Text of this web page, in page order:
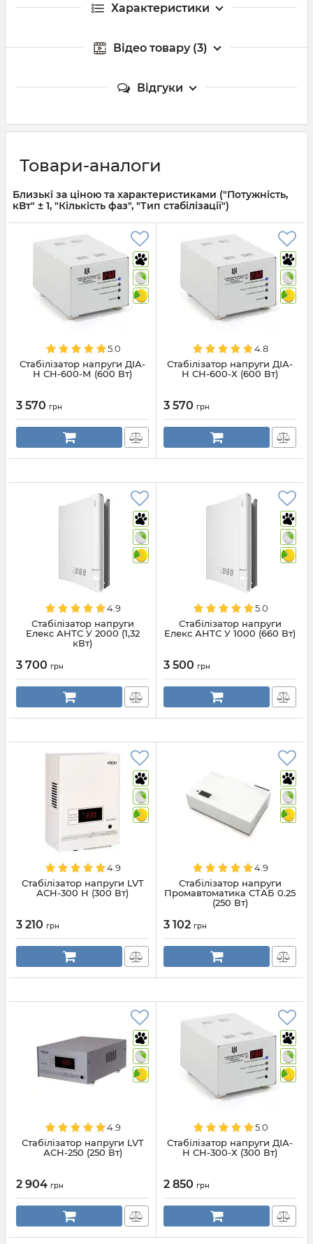
Характеристики
Відео товару (3)
Відгуки
Товари-аналоги
Близькі за ціною та характеристиками ("Потужність,
кВт" ± 1, "Кількість фаз", "Тип стабілізації")
5.0
Стабілізатор напруги ДІА-
Н СН-600-М (600 Вт)
3 570 грн
4.8
Стабілізатор напруги ДІА-
Н СН-600-Х (600 Вт)
3 570 грн
4.9
Стабілізатор напруги
Елекс АНТС У 2000 (1,32
кВт)
3 700 грн
5.0
Стабілізатор напруги
Елекс АНТС У 1000 (660 Вт)
3 500 грн
4.9
Стабілізатор напруги LVT
АСН-300 Н (300 Вт)
3 210 грн
4.9
Стабілізатор напруги
Промавтоматика СТАБ 0.25
(250 Вт)
3 102 грн
4.9
Стабілізатор напруги LVT
АСН-250 (250 Вт)
2 904 грн
5.0
Стабілізатор напруги ДІА-
Н СН-300-Х (300 Вт)
2 850 грн